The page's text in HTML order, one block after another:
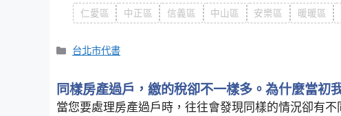
仁愛區 中正區 信義區 中山區 安樂區 暖暖區
Categories
台北市代書
同樣房產過戶，繳的稅卻不一樣多。為什麼當初
當您要處理房產過戶時，往往會發現同樣的情況卻有